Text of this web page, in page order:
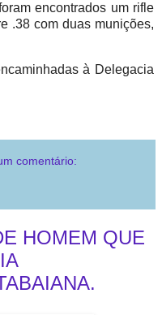
encontrados um rifle
.38 com duas munições,
à Delegacia
comentário:
HOMEM QUE